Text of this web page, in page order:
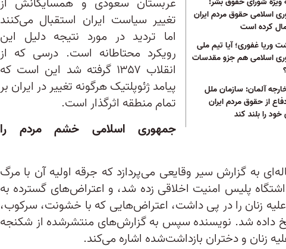
اسلامی حقوق مردم ایران
کرده است
وریا غفوری؛ آیا تیم ملی
اسلامی هم جزو مقدسات
آلمان: سازمان ملل
از حقوق مردم ایران
را بلند کند
تغییر سیاست ایران استقبال می‌کنند
اما تردید در مورد نتیجه دلیل این
رویکرد محتاطانه است. درسی که از
انقلاب ۱۳۵۷ گرفته شد این است که
پیامد ژئوپلتیک هرگونه تغییر در ایران بر
تمام منطقه اثرگذار است.
جمهوری اسلامی خشم مردم را
به گزارش سیر وقایعی می‌پردازد که جرقه اولیه آن با مرگ
پلیس امنیت اخلاقی زده شد، و اعتراض‌های گسترده به
زنان را در پی داشت، اعتراض‌هایی که با خشونت، سرکوب،
داده شد. نویسنده سپس به گزارش‌های منتشرشده از شکنجه
زنان و دختران بازداشت‌شده اشاره می‌کند.